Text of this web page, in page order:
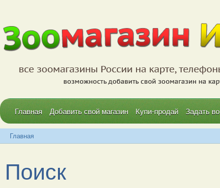
Главная Добавить свой магазин Купи-продай Задать
Главная
Поиск